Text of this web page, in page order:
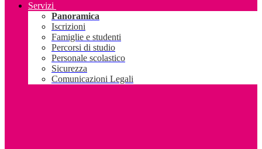
Servizi
Panoramica
Iscrizioni
Famiglie e studenti
Percorsi di studio
Personale scolastico
Sicurezza
Comunicazioni Legali